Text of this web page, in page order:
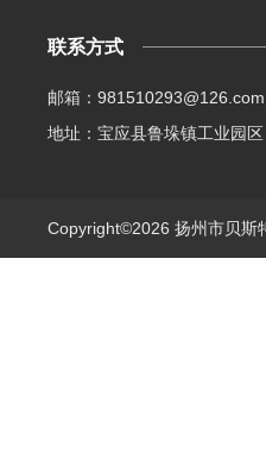
联系方式
邮箱：981510293@126.com
地址：宝应县鲁垛镇工业园区
Copyright©2026 扬州市贝